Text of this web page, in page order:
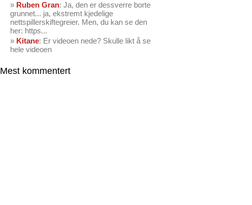
Ruben Gran: Ja, den er dessverre borte
grunnet... ja, ekstremt kjedelige
nettspillerskiftegreier. Men, du kan se den
her: https...
Kitane: Er videoen nede? Skulle likt å se
hele videoen
Mest kommentert